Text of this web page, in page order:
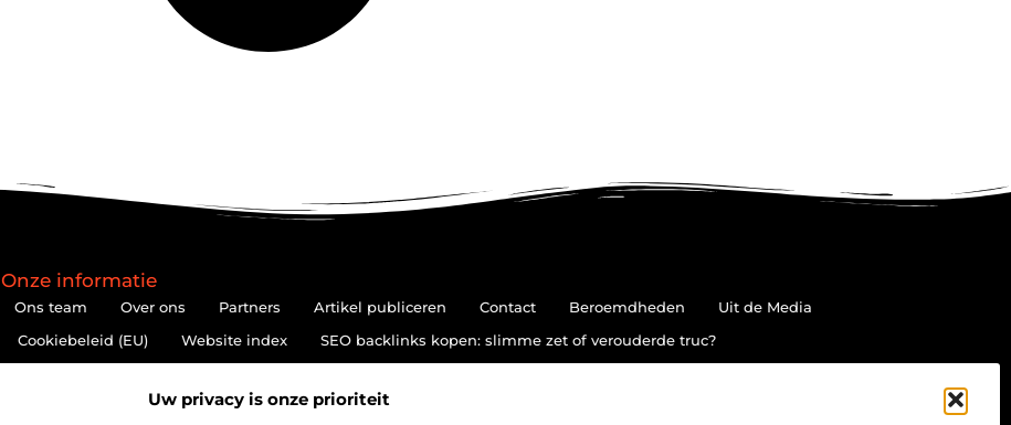
Uw privacy is onze prioriteit
Onze informatie
Ons team Over ons Partners Artikel publiceren Contact Beroemdheden
Uit de Media
Cookiebeleid (EU)
Website index
SEO backlinks kopen: slimme zet of verouderde truc?